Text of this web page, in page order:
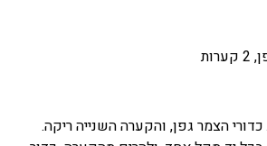
הצמר גפן, והקערה השנייה ריקה.